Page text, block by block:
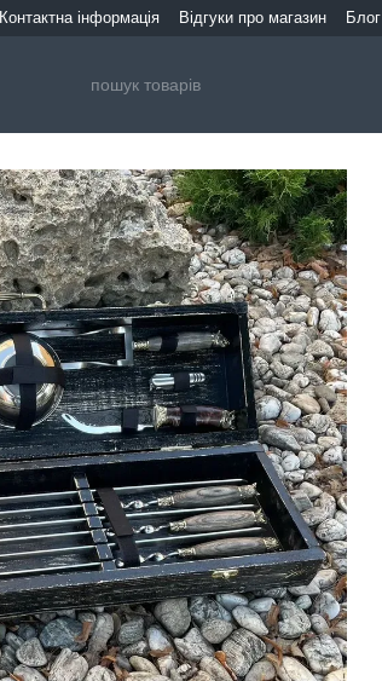
Контактна інформація Відгуки про магазин Блог